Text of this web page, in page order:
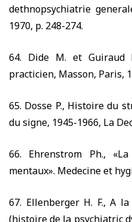
dethnopsychiatrie
1970, p. 248-274.
64. Dide M. et Guiraud
practicien, Masson, Paris,
65. Dosse P., Histoire du
du signe, 1945-1966, La
66. Ehrenstrom Ph.,
mentaux». Medecine et
67. Ellenberger H. F., A
(histoire de la psychiatric